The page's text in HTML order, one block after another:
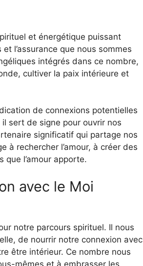
et énergétique puissant
l’assurance que nous sommes
intégrés dans ce nombre,
cultiver la paix intérieure et
de connexions potentielles
sert de signe pour ouvrir nos
significatif qui partage nos
à rechercher l’amour, à créer des
l’amour apporte.
avec le Moi
notre parcours spirituel. Il nous
de nourrir notre connexion avec
être intérieur. Ce nombre nous
mêmes et à embrasser les